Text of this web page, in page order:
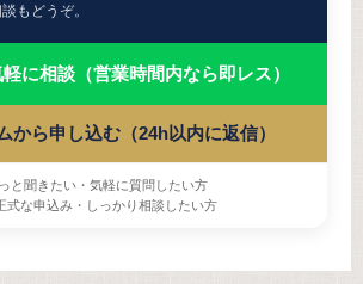
もどうぞ。
に相談（営業時間内なら即レス）
から申し込む（24h以内に返信）
と聞きたい・気軽に質問したい方
式な申込み・しっかり相談したい方